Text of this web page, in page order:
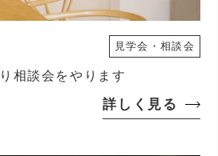
見学会・相談会
相談会をやります
詳しく見る